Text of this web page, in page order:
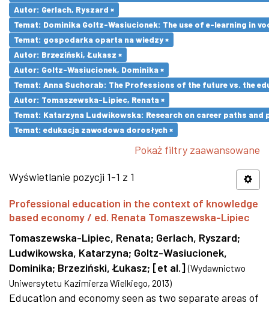
Autor: Gerlach, Ryszard ×
Temat: Dominika Goltz-Wasiucionek: The use of e-learning in
Temat: gospodarka oparta na wiedzy ×
Autor: Brzeziński, Łukasz ×
Autor: Goltz-Wasiucionek, Dominika ×
Temat: Anna Suchorab: The Professions of the future vs. the
Autor: Tomaszewska-Lipiec, Renata ×
Temat: Katarzyna Ludwikowska: Research on career paths
Temat: edukacja zawodowa dorosłych ×
Pokaż filtry zaawansowane
Wyświetlanie pozycji 1-1 z 1
Professional education in the context of knowledge
based economy / ed. Renata Tomaszewska-Lipiec
Tomaszewska-Lipiec, Renata; Gerlach, Ryszard;
Ludwikowska, Katarzyna; Goltz-Wasiucionek,
Dominika; Brzeziński, Łukasz; [et al.] (Wydawnictwo
Uniwersytetu Kazimierza Wielkiego, 2013)
Education and economy seen as two separate areas of